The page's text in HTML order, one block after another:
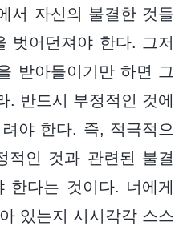
서 자신의 불결한 것들
벗어던져야 한다. 그저
받아들이기만 하면 그
. 반드시 부정적인 것에
야 한다. 즉, 적극적으
적인 것과 관련된 불결
한다는 것이다. 너에게
있는지 시시각각 스스